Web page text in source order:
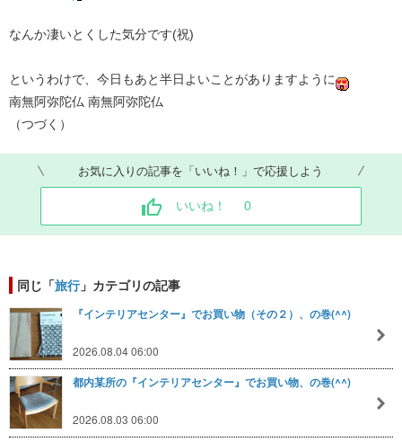
なんか凄いとくした気分です(祝)
というわけで、今日もあと半日よいことがありますように
南無阿弥陀仏 南無阿弥陀仏
（つづく）
お気に入りの記事を「いいね！」で応援しよう
いいね！ 0
同じ「旅行」カテゴリの記事
『インテリアセンター』でお買い物（その２）、の巻(^^)
2026.08.04 06:00
都内某所の『インテリアセンター』でお買い物、の巻(^^)
2026.08.03 06:00